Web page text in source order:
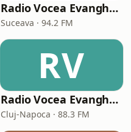
Radio Vocea Evangheliei Suceava
Suceava · 94.2 FM
RV
Radio Vocea Evangheliei Cluj
Cluj-Napoca · 88.3 FM